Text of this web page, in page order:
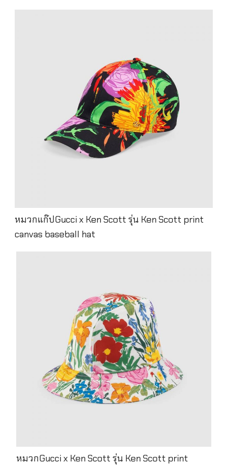
หมวกแก๊ปGucci x Ken Scott รุ่น Ken Scott print
canvas baseball hat
หมวกGucci x Ken Scott รุ่น Ken Scott print